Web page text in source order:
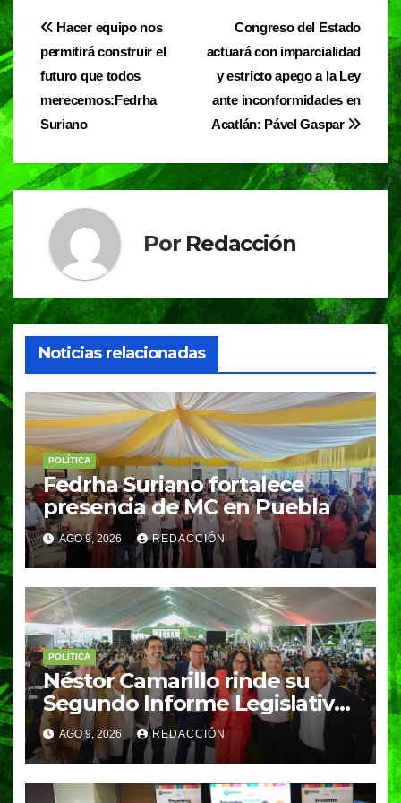
e
b
o
o
k
s
A
p
Navegación
de
entradas
Congreso del Estado
actuará con imparcialidad
y estricto apego a la Ley
ante inconformidades en
Acatlán: Pável Gaspar
Hacer equipo nos
permitirá construir el
futuro que todos
merecemos:Fedrha
Suriano
Por Redacción
Noticias relacionadas
POLÍTICA
Fedrha Suriano fortalece
presencia de MC en Puebla
AGO 9, 2026 REDACCIÓN
POLÍTICA
Néstor Camarillo rinde su
Segundo Informe Legislativo
y refrenda su compromiso
con Puebla
AGO 9, 2026 REDACCIÓN